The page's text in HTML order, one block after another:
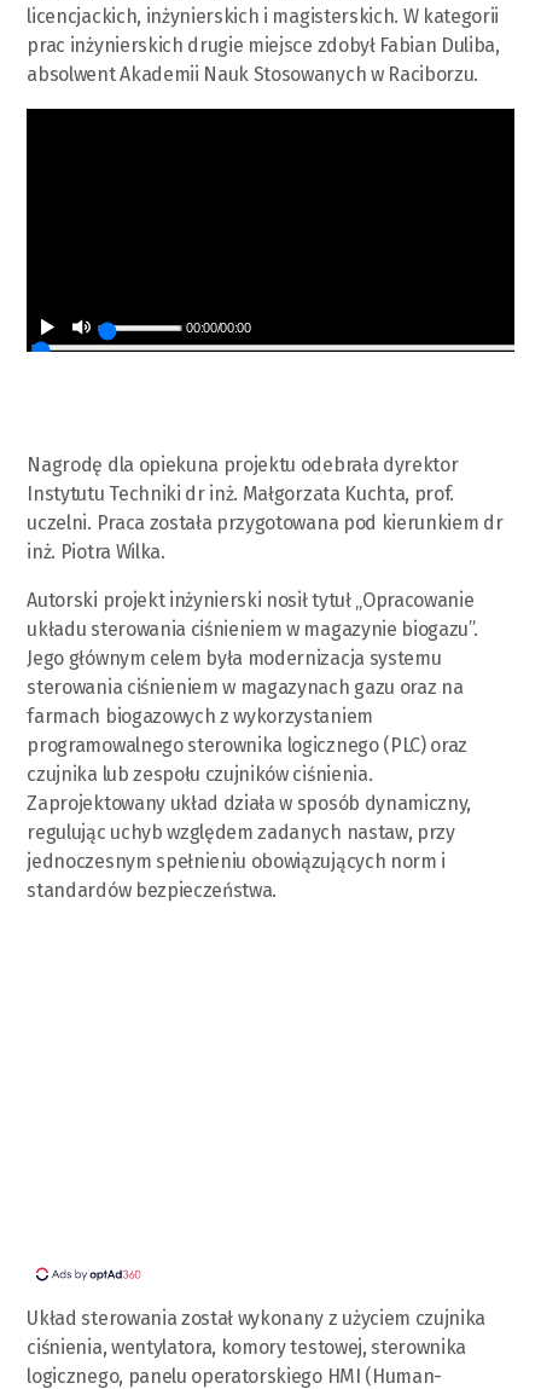
licencjackich, inżynierskich i magisterskich. W kategorii
prac inżynierskich drugie miejsce zdobył Fabian Duliba,
absolwent Akademii Nauk Stosowanych w Raciborzu.
00:00/00:00
Nagrodę dla opiekuna projektu odebrała dyrektor
Instytutu Techniki dr inż. Małgorzata Kuchta, prof.
uczelni. Praca została przygotowana pod kierunkiem dr
inż. Piotra Wilka.
Autorski projekt inżynierski nosił tytuł „Opracowanie
układu sterowania ciśnieniem w magazynie biogazu”.
Jego głównym celem była modernizacja systemu
sterowania ciśnieniem w magazynach gazu oraz na
farmach biogazowych z wykorzystaniem
programowalnego sterownika logicznego (PLC) oraz
czujnika lub zespołu czujników ciśnienia.
Zaprojektowany układ działa w sposób dynamiczny,
regulując uchyb względem zadanych nastaw, przy
jednoczesnym spełnieniu obowiązujących norm i
standardów bezpieczeństwa.
Układ sterowania został wykonany z użyciem czujnika
ciśnienia, wentylatora, komory testowej, sterownika
logicznego, panelu operatorskiego HMI (Human-